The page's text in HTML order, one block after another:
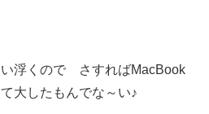
浮くので さすればMacBook
大したもんでな～い♪